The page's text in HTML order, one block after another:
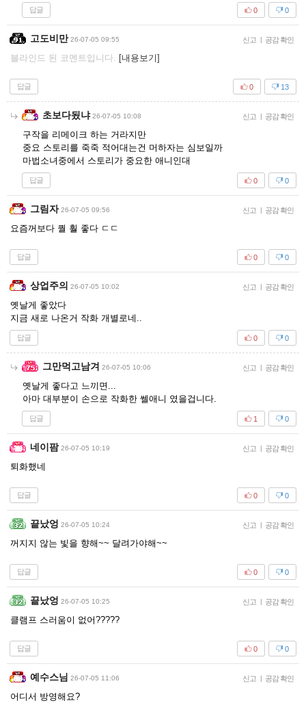
답글 0
0
고도비만 26-07-05 09:55 신고 | 공감 확인
블라인드 된 코멘트입니다. [내용보기]
답글 13
0
초보다됬냐 26-07-05 10:08 신고 | 공감 확인
구작을 리메이크 하는 거라지만
중요 스토리를 죽죽 적어대는건 머하자는 심보일까
마법소녀중에서 스토리가 중요한 애니인대
답글 0
0
그림자 26-07-05 09:56 신고 | 공감 확인
요즘꺼보다 퀄 훨 좋다 ㄷㄷ
답글 0
0
상업주의 26-07-05 10:02 신고 | 공감 확인
옛날게 좋았다
지금 새로 나온거 작화 개별로네..
답글 0
0
그만먹고남겨 26-07-05 10:06 신고 | 공감 확인
옛날게 좋다고 느끼면...
아마 대부분이 손으로 작화한 쎌애니 였을겁니다.
답글 0
1
네이팜 26-07-05 10:19 신고 | 공감 확인
퇴화했네
답글 0
0
끝났엉 26-07-05 10:24 신고 | 공감 확인
꺼지지 않는 빛을 향해~~ 달려가야해~~
답글 0
0
끝났엉 26-07-05 10:25 신고 | 공감 확인
클램프 스러움이 없어?????
답글 0
0
예수스님 26-07-05 11:06 신고 | 공감 확인
어디서 방영해요?